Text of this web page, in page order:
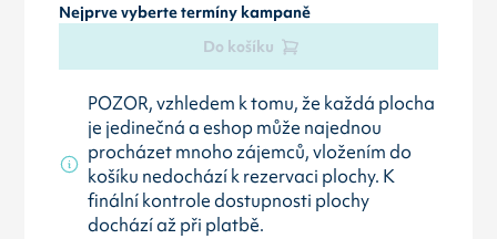
Nejprve vyberte termíny kampaně
Do košíku
POZOR, vzhledem k tomu, že každá plocha
je jedinečná a eshop může najednou
procházet mnoho zájemců, vložením do
košíku nedochází k rezervaci plochy. K
finální kontrole dostupnosti plochy
dochází až při platbě.